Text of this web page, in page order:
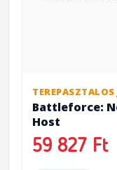
TEREPASZTALOS
Battleforce:
Host
59 827 Ft